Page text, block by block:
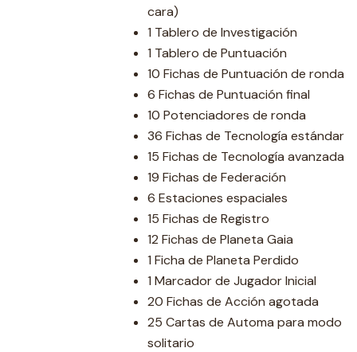
cara)
1 Tablero de Investigación
1 Tablero de Puntuación
10 Fichas de Puntuación de ronda
6 Fichas de Puntuación final
10 Potenciadores de ronda
36 Fichas de Tecnología estándar
15 Fichas de Tecnología avanzada
19 Fichas de Federación
6 Estaciones espaciales
15 Fichas de Registro
12 Fichas de Planeta Gaia
1 Ficha de Planeta Perdido
1 Marcador de Jugador Inicial
20 Fichas de Acción agotada
25 Cartas de Automa para modo
solitario